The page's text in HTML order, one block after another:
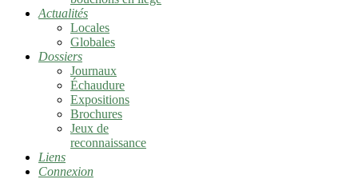
Actualités
Locales
Globales
Dossiers
Journaux
Échaudure
Expositions
Brochures
Jeux de
reconnaissance
Liens
Connexion